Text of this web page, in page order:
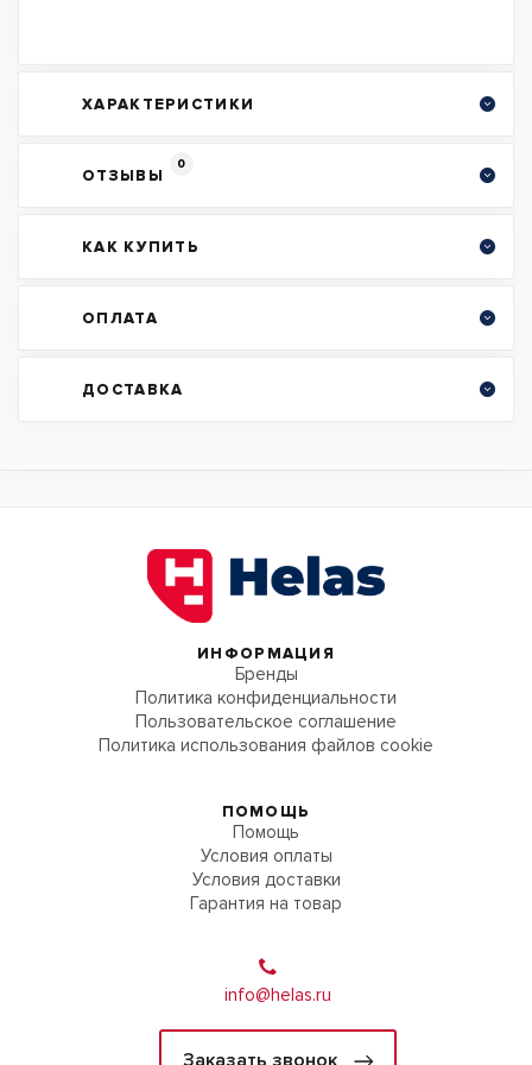
ХАРАКТЕРИСТИКИ
ОТЗЫВЫ
0
КАК КУПИТЬ
ОПЛАТА
ДОСТАВКА
ИНФОРМАЦИЯ
Бренды
Политика конфиденциальности
Пользовательское соглашение
Политика использования файлов cookie
ПОМОЩЬ
Помощь
Условия оплаты
Условия доставки
Гарантия на товар
info@helas.ru